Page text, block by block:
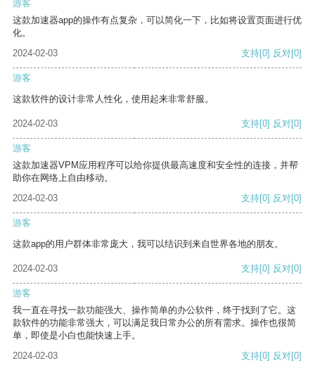
游客
这款加速器app的操作有点复杂，可以简化一下，比如将设置页面进行优
化。
2024-02-03
支持[0] 反对[0]
游客
这款软件的设计非常人性化，使用起来非常舒服。
2024-02-03 支持[0] 反对[0]
游客
这款加速器VPM应用程序可以给你提供最高速度和安全性的连接，并帮
助你在网络上自由移动。
2024-02-03
支持[0] 反对[0]
游客
这款app的用户群体非常庞大，我可以结识到来自世界各地的朋友。
2024-02-03 支持[0] 反对[0]
游客
我一直在寻找一款功能强大、操作简单的办公软件，终于找到了它。这
款软件的功能非常强大，可以满足我日常办公的所有需求。操作也很简
单，即使是小白也能快速上手。
2024-02-03
支持[0] 反对[0]